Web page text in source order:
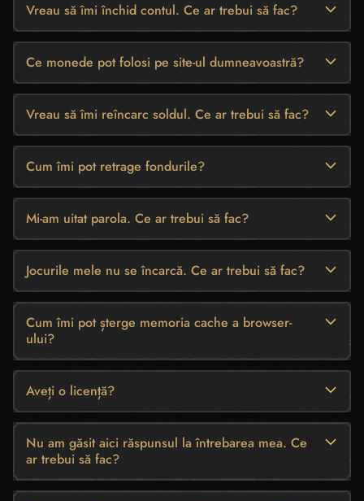
Vreau să îmi închid contul. Ce ar trebui să fac?
Ce monede pot folosi pe site-ul dumneavoastră?
Vreau să îmi reîncarc soldul. Ce ar trebui să fac?
Cum îmi pot retrage fondurile?
Mi-am uitat parola. Ce ar trebui să fac?
Jocurile mele nu se încarcă. Ce ar trebui să fac?
Cum îmi pot șterge memoria cache a browser-
ului?
Aveți o licență?
Nu am găsit aici răspunsul la întrebarea mea. Ce
ar trebui să fac?